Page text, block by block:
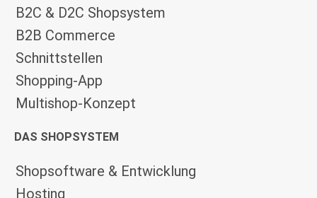
B2C & D2C Shopsystem
B2B Commerce
Schnittstellen
Shopping-App
Multishop-Konzept
DAS SHOPSYSTEM
Shopsoftware & Entwicklung
Hosting